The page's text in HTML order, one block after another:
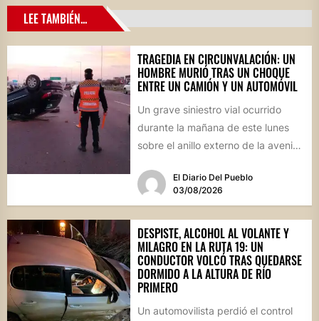
LEE TAMBIÉN...
TRAGEDIA EN CIRCUNVALACIÓN: UN
HOMBRE MURIÓ TRAS UN CHOQUE
ENTRE UN CAMIÓN Y UN AUTOMÓVIL
Un grave siniestro vial ocurrido
durante la mañana de este lunes
sobre el anillo externo de la avenida
El Diario Del Pueblo
03/08/2026
DESPISTE, ALCOHOL AL VOLANTE Y
MILAGRO EN LA RUTA 19: UN
CONDUCTOR VOLCÓ TRAS QUEDARSE
DORMIDO A LA ALTURA DE RÍO
PRIMERO
Un automovilista perdió el control